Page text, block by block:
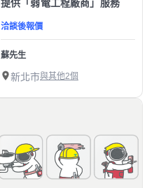
提供「弱電工程廠商」服務
洽談後報價
蘇先生
新北市與其他2個